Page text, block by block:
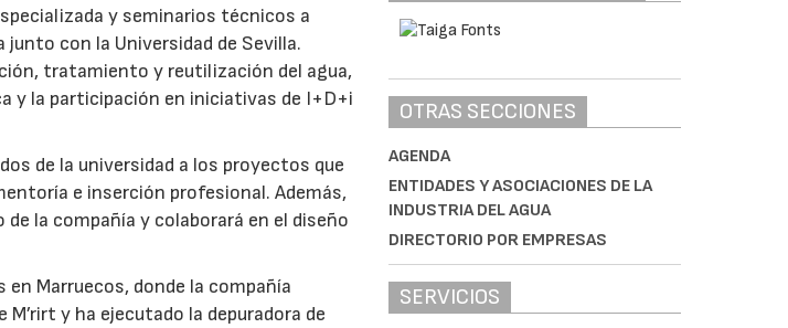
y seminarios técnicos a
con la Universidad de Sevilla.
tratamiento y reutilización del agua,
y la participación en iniciativas de I+D+i
de la universidad a los proyectos que
e inserción profesional. Además,
la compañía y colaborará en el diseño
Marruecos, donde la compañía
y ha ejecutado la depuradora de
OTRAS SECCIONES
AGENDA
ENTIDADES Y ASOCIACIONES DE LA
INDUSTRIA DEL AGUA
DIRECTORIO POR EMPRESAS
SERVICIOS